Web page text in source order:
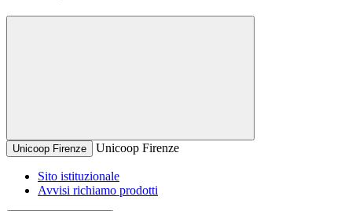
Unicoop Firenze Unicoop Firenze
Sito istituzionale
Avvisi richiamo prodotti